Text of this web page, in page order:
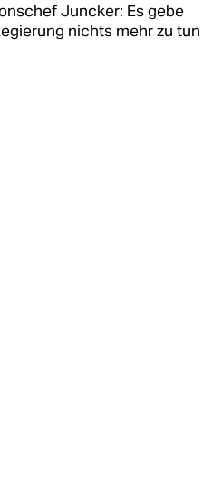
Juncker: Es gebe
nichts mehr zu tun